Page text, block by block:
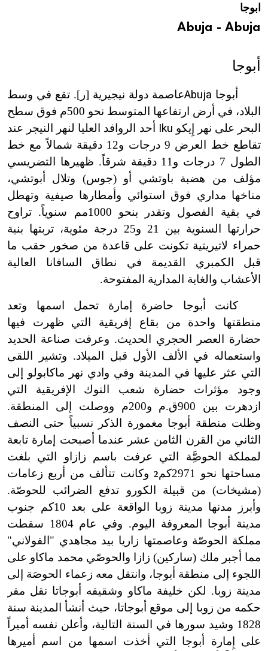
ابوجا
Abuja - Abuja
أبوجا
أبوجا Abujaعاصمة دولة نيجيرية [ر]. تقع في وسط
البلاد، في أرض ارتفاعها المتوسط نحو 500م فوق سطح
البحر على نهر إِيكو Iku
أحد الروافد العليا لنهر النيجر عند
تقاطع خط العرض 9 درجات و12 دقيقة شمالاً مع خط
الطول 7 درجات و11 دقيقة شرقاً. ظهيرها التضريسي
مؤلف من هضبة باوتشي أو (جوس) وتلال أبوتشي،
مناخها مداري فوق استوائي وأمطارها صيفية وتهطل
في بقية الفصول وتقدر بنحو 1000مم سنوياً. تراوح
حرارتها السنوية بين 21 و25 درجة مئوية، تربتها بنية
حمراء لاتيريتية تكونت على قاعدة من صخور حقب ما
قبل الكمبري القديمة في نطاق السافانا العالية
الأعشاب والغابة المدارية المفتوحة.
كانت أبوجا حاضرة إمارة تحمل اسمها وتعد
منطقتها واحدة من بقاع إفريقية التي ظهرت فيها
حضارة العصر الحجري الحديث. وعرفت صناعة الحديد
واستعماله في الألف الأول قبل الميلاد. وتشير اللقى
التي عثر عليها في المدينة وفي وادي نهر ماكابولو إلى
وجود مؤثرات حضارة شعب النوك الإفريقية التي
ازدهرت بين
900ق.م و200م ووصلت إلى المنطقة.
وظلت منطقة أبوجا مغمورة الذكر نسبياً حتى النصف
الثاني من القرن الثامن عشر عندما أصبحت إمارة تابعة
لمملكة الحوصَِّة التي عرفت باسم زازاو التي بلغت
مساحتها نحو 2971كم
2 وكانت تتألف من أربع زعامات
(مشيخات) من قبيلة الكورو تدفع الضرائب للحوصّة.
وأبرز مدنها مدينة زوبا الواقعة على بعد 10كم جنوب
مدينة أبوجا المعروفة اليوم. وفي عام 1804 سقطت
مملكة الحوصّة وعاصمتها زاريا بيد مجاهدي "الفولاني"
مما أجبر ملك (ساركين) زازا والحوصّي محمد ماكاو على
اللجوء إلى منطقة أبوجا، وانتقل معه زعماء الحوصَة إلى
مدينة زوبا. لكن خليفة ماكاو وشقيقه أبوجاتا نقل مقر
حكمه من زوبا إلى موقع أبوجاتا، حيث أنشأ المدينة سنة
1828 وشيد سورها في السنة التالية، وأعلن نفسه أميراً
على إِمارة أبوجا التي أخذت اسمها من اسم أميرها